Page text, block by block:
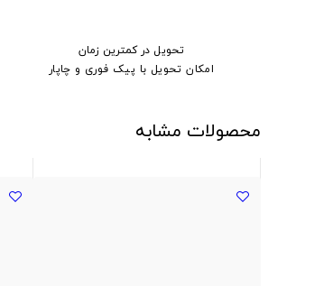
تحویل در کمترین زمان
امکان تحویل با پیک فوری و چاپار
محصولات مشابه